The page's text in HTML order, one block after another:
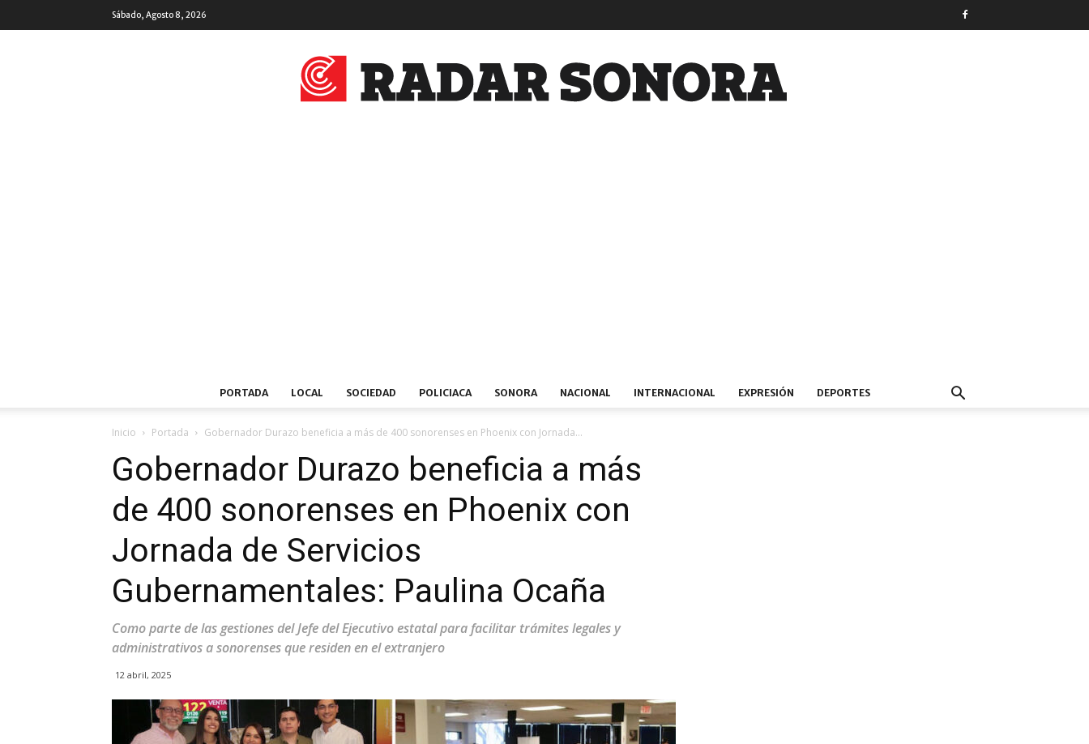
Sábado, Agosto 8, 2026
PORTADA LOCAL SOCIEDAD POLICIACA SONORA NACIONAL INTERNACIONAL EXPRESIÓN DEPORTES
Inicio Portada Gobernador Durazo beneficia a más de 400 sonorenses en Phoenix con Jornada...
Gobernador Durazo beneficia a más
de 400 sonorenses en Phoenix con
Jornada de Servicios
Gubernamentales: Paulina Ocaña
Como parte de las gestiones del Jefe del Ejecutivo estatal para facilitar trámites legales y
administrativos a sonorenses que residen en el extranjero
12 abril, 2025